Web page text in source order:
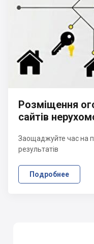
Розміщення
сайтів
Заощаджуйте час на
результатів
Подробнее